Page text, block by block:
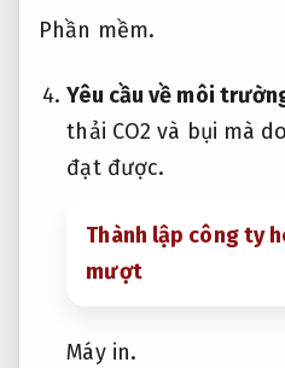
Phần mềm.
Yêu cầu về môi
thải CO2 và bụi mà
đạt được.
Thành lập công ty
mượt
Máy in.